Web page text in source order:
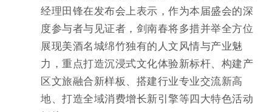
经理田锋在发布会上表示，作为本届盛会的深
度参与者与见证者，剑南春将多措并举全方位
展现美酒名城绵竹独有的人文风情与产业魅
力，重点打造沉浸式文化体验新标杆、 构建产
区文旅融合新样板、 搭建行业专业交流新高
地、打造全域消费增长新引擎等四大特色活动